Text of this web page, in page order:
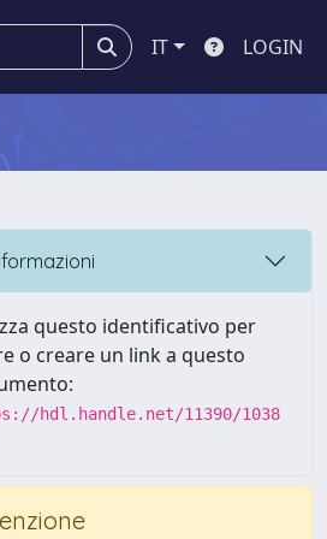
IT LOGIN
questo identificativo per
o creare un link a questo
hdl.handle.net/11390/1038